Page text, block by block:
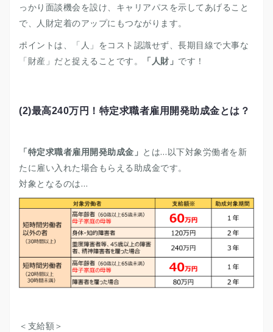
っかり面談機会を設け、キャリアパスを示してあげること
で、人財定着のアップにもつながります。
ポイントは、「人」をコスト認識せず、長期目線で大事な
「財産」だと捉えることです。
「人財」 です！
(2)最高240万円！特定求職者雇用開発助成金とは？
「特定求職者雇用開発助成金」 とは…以下対象労働者を新
たに雇い入れた場合もらえる助成金です。
対象となるのは…
＜支給額＞